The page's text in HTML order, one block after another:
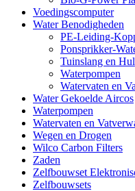
Voedingscomputer
Water Benodigheden
PE-Leiding-
Ponsprikker-
Tuinslang en
Waterpompen
Watervaten en
Water Gekoelde Aircos
Waterpompen
Watervaten en
Wegen en Drogen
Wilco Carbon Filters
Zaden
Zelfbouwset
Zelfbouwsets